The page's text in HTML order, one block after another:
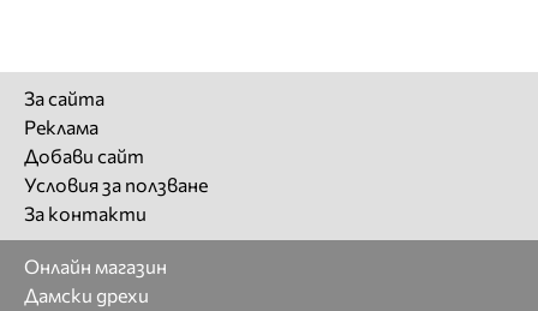
За сайта
Реклама
Добави сайт
Условия за ползване
За контакти
Онлайн магазин
Дамски дрехи